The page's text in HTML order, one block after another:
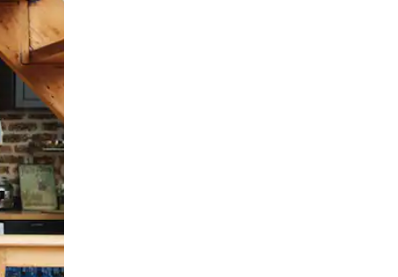
та гортання.